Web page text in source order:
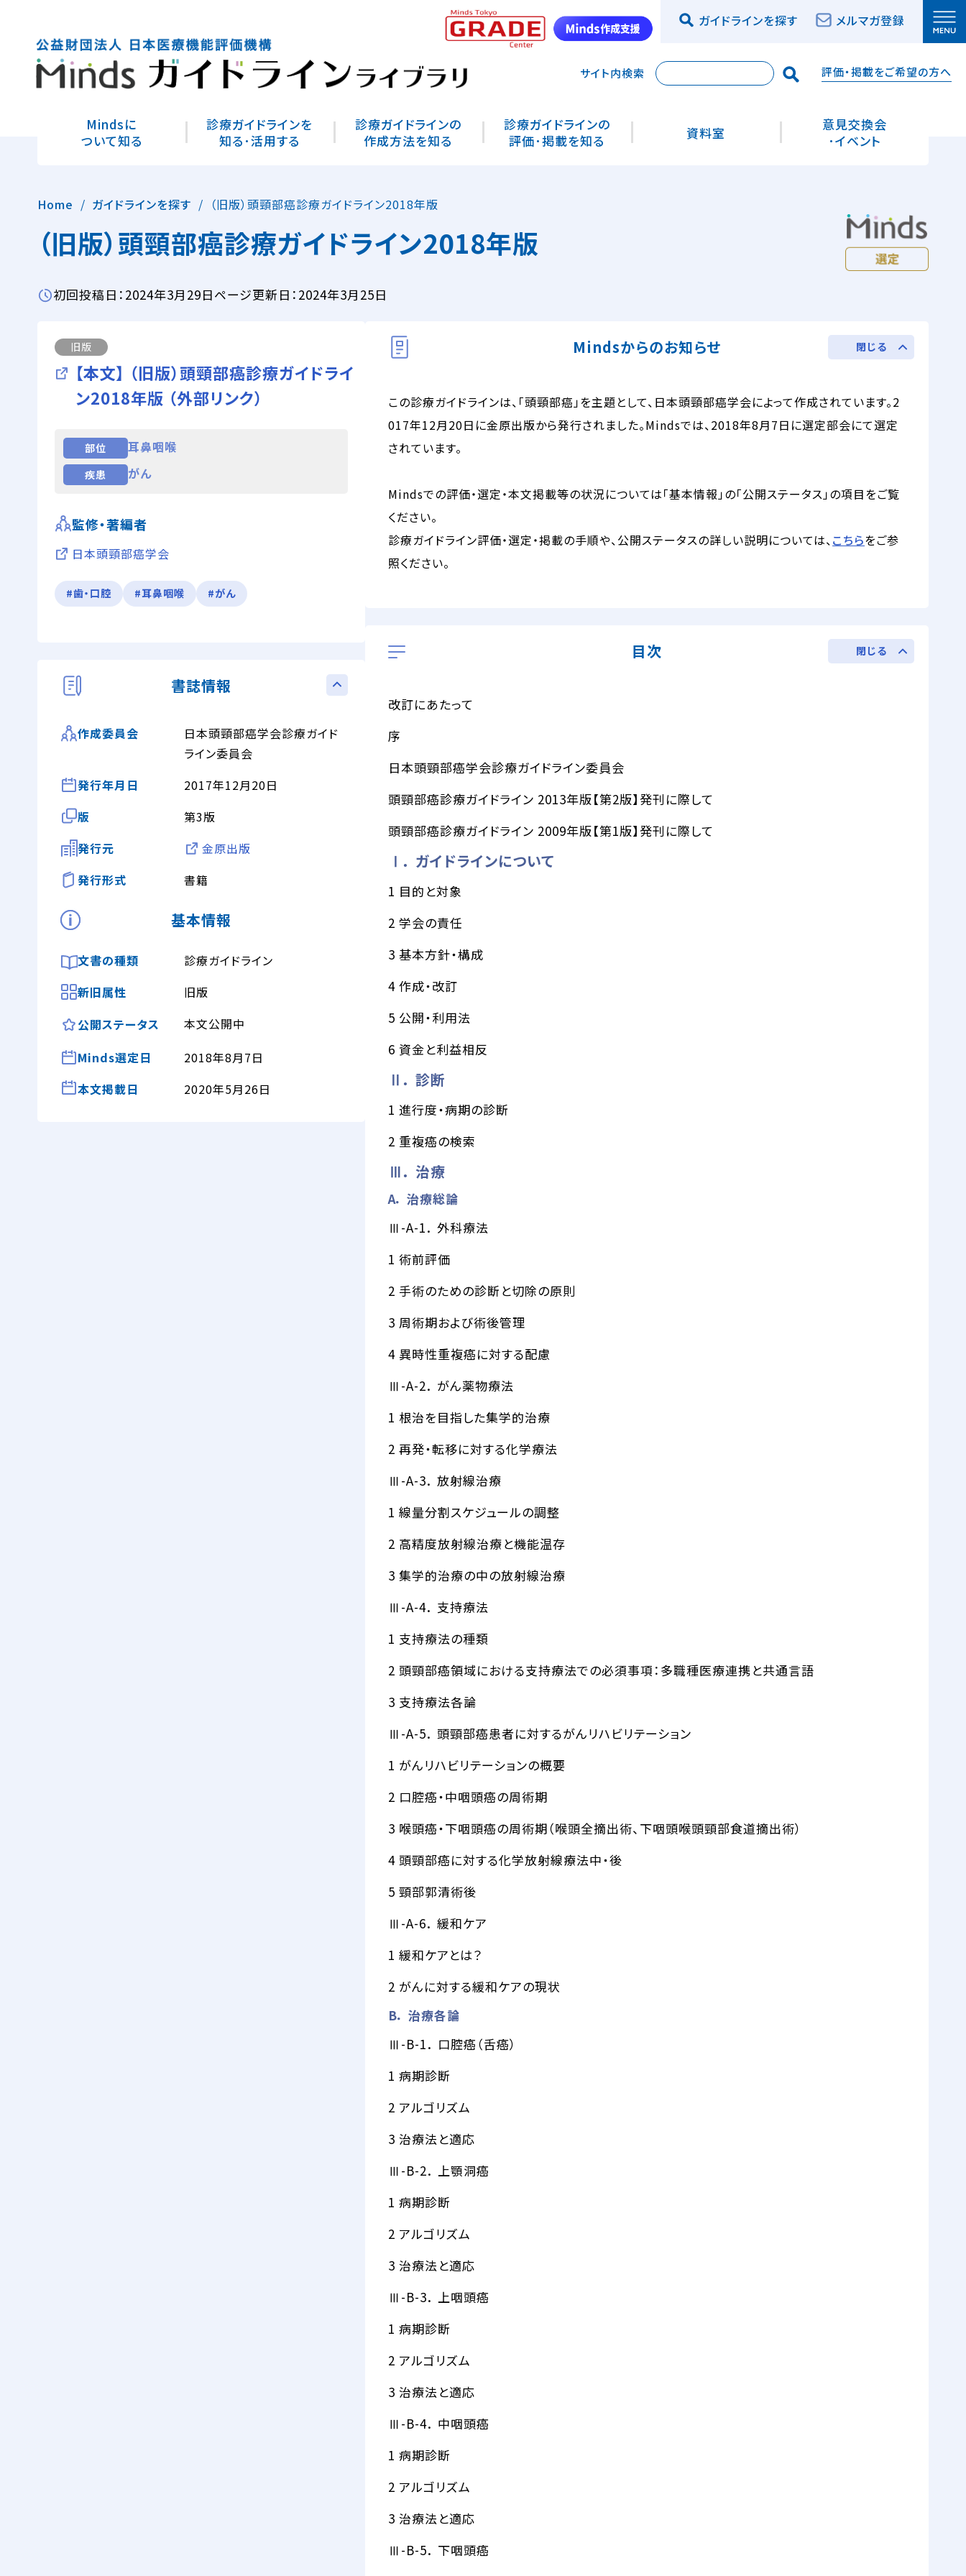
Home ガイドラインを探す （旧版）頭頸部癌診療ガイドライン2018年版
（旧版）頭頸部癌診療ガイドライン2018年版
初回投稿日：2024年3月29日ページ更新日：2024年3月25日
旧版
【本文】 （旧版）頭頸部癌診療ガイドライ
ン2018年版 （外部リンク）
部位 耳鼻咽喉
疾患 がん
監修・著編者
日本頭頸部癌学会
#歯・口腔 #耳鼻咽喉 #がん
書誌情報
作成委員会
日本頭頸部癌学会診療ガイド
ライン委員会
発行年月日
2017年12月20日
版
第3版
発行元
金原出版
発行形式
書籍
基本情報
文書の種類
診療ガイドライン
新旧属性
旧版
公開ステータス
本文公開中
Minds選定日
2018年8月7日
本文掲載日
2020年5月26日
Mindsからのお知らせ 閉じる
この診療ガイドラインは、「頭頸部癌」を主題として、日本頭頸部癌学会によって作成されています。2
017年12月20日に金原出版から発行されました。Mindsでは、2018年8月7日に選定部会にて選定
されています。
Mindsでの評価・選定・本文掲載等の状況については「基本情報」の「公開ステータス」の項目をご覧
ください。
診療ガイドライン評価・選定・掲載の手順や、公開ステータスの詳しい説明については、 こちらをご参
照ください。
目次 閉じる
改訂にあたって
序
日本頭頸部癌学会診療ガイドライン委員会
頭頸部癌診療ガイドライン 2013年版【第2版】発刊に際して
頭頸部癌診療ガイドライン 2009年版【第1版】発刊に際して
Ⅰ． ガイドラインについて
1 目的と対象
2 学会の責任
3 基本方針・構成
4 作成・改訂
5 公開・利用法
6 資金と利益相反
Ⅱ． 診断
1 進行度・病期の診断
2 重複癌の検索
Ⅲ． 治療
A． 治療総論
Ⅲ-A-1． 外科療法
1 術前評価
2 手術のための診断と切除の原則
3 周術期および術後管理
4 異時性重複癌に対する配慮
Ⅲ-A-2． がん薬物療法
1 根治を目指した集学的治療
2 再発・転移に対する化学療法
Ⅲ-A-3． 放射線治療
1 線量分割スケジュールの調整
2 高精度放射線治療と機能温存
3 集学的治療の中の放射線治療
Ⅲ-A-4． 支持療法
1 支持療法の種類
2 頭頸部癌領域における支持療法での必須事項：多職種医療連携と共通言語
3 支持療法各論
Ⅲ-A-5． 頭頸部癌患者に対するがんリハビリテーション
1 がんリハビリテーションの概要
2 口腔癌・中咽頭癌の周術期
3 喉頭癌・下咽頭癌の周術期（喉頭全摘出術、下咽頭喉頭頸部食道摘出術）
4 頭頸部癌に対する化学放射線療法中・後
5 頸部郭清術後
Ⅲ-A-6． 緩和ケア
1 緩和ケアとは？
2 がんに対する緩和ケアの現状
B． 治療各論
Ⅲ-B-1． 口腔癌（舌癌）
1 病期診断
2 アルゴリズム
3 治療法と適応
Ⅲ-B-2． 上顎洞癌
1 病期診断
2 アルゴリズム
3 治療法と適応
Ⅲ-B-3． 上咽頭癌
1 病期診断
2 アルゴリズム
3 治療法と適応
Ⅲ-B-4． 中咽頭癌
1 病期診断
2 アルゴリズム
3 治療法と適応
Ⅲ-B-5． 下咽頭癌
Mindsに
ついて知る
診療ガイドラインを
知る･活用する
診療ガイドラインの
作成方法を知る
診療ガイドラインの
評価･掲載を知る
資料室
意見交換会
･イベント
ガイドラインを探す メルマガ登録
評価・掲載をご希望の方へ
サイト内検索